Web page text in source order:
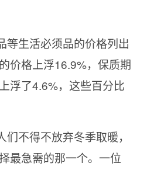
等生活必须品的价格列出
价格上浮16.9%，保质期
浮了4.6%，这些百分比
不得不放弃冬季取暖，
最急需的那一个。一位